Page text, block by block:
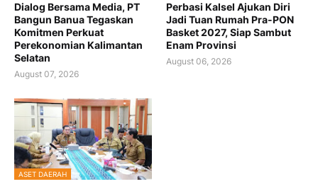
Dialog Bersama Media, PT
Bangun Banua Tegaskan
Komitmen Perkuat
Perekonomian Kalimantan
Selatan
August 07, 2026
Perbasi Kalsel Ajukan Diri
Jadi Tuan Rumah Pra-PON
Basket 2027, Siap Sambut
Enam Provinsi
August 06, 2026
ASET DAERAH